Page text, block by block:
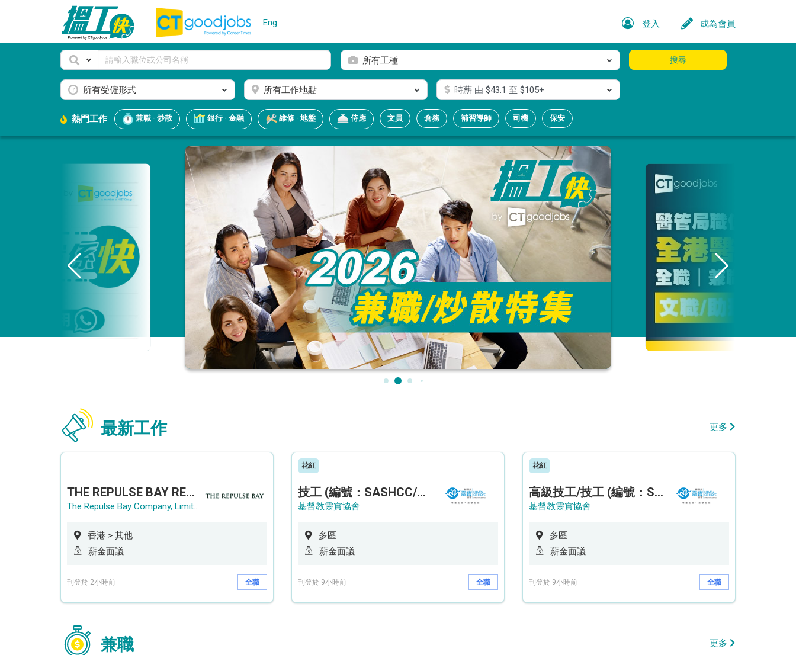
Eng 登入 成為會員
所有工種
所有受僱形式 所有工作地點 時薪由 $43.1 至 $105+
搜尋
熱門工作 兼職 · 炒散 銀行 · 金融 維修 · 地盤 侍應 文員 倉務 補習導師 司機 保安
最新工作 更多
THE REPULSE BAY RECRUITMENT DAY 淺水灣影灣園人才招聘會
The Repulse Bay Company, Limited
香港 > 其他
薪金面議
刊登於 2小時前 全職
花紅
技工 (編號：SASHCC/A/CTE)
基督教靈實協會
多區
薪金面議
刊登於 9小時前 全職
花紅
高級技工/技工 (編號：SSO/FM/A/CTE)
基督教靈實協會
多區
薪金面議
刊登於 9小時前 全職
兼職 更多